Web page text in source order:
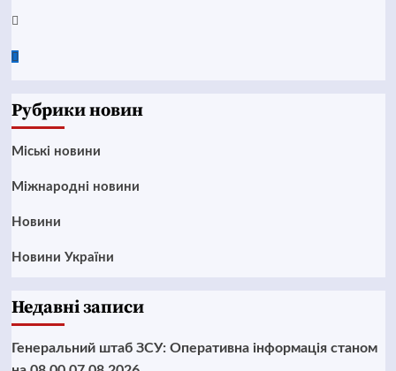
Twitter
Google
Рубрики новин
Mіські новини
Міжнародні новини
Новини
Новини України
Недавні записи
Генеральний штаб ЗСУ: Оперативна інформація станом